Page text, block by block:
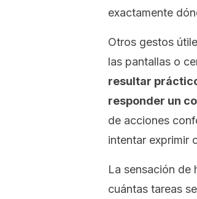
exactamente
Otros gestos
las pantallas o
resultar
responder un
de acciones
intentar exprimir
La sensación de
cuántas tareas